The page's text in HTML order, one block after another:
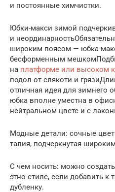
и постоянные химчистки.
Юбки-макси зимой
и
широким поясом — юбка-
бесформенным
на платформе или высоком
подол от слякоти и
отличная идея для зимнего
юбка вполне уместна в
нейтральном цвете и с
Модные детали: сочные
талия, подчеркнутая
С чем носить: можно
этно стиле, если добавить к
дубленку.